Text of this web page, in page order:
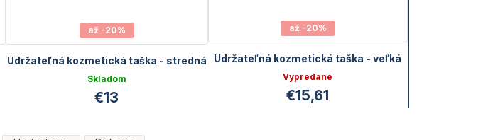
až -20%
Udržateľná kozmetická taška - stredná
Skladom
€13
až -20%
Udržateľná kozmetická taška - veľká
Vypredané
€15,61